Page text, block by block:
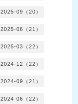
2025-09（20）
2025-06（21）
2025-03（22）
2024-12（22）
2024-09（21）
2024-06（22）